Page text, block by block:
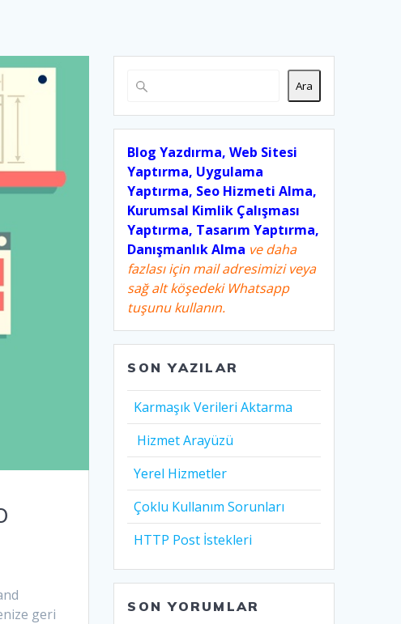
geri
Ara
Blog Yazdırma, Web Sitesi
Yaptırma, Uygulama
Yaptırma, Seo Hizmeti Alma,
Kurumsal Kimlik Çalışması
Yaptırma, Tasarım Yaptırma,
Danışmanlık Alma ve daha
fazlası için mail adresimizi veya
sağ alt köşedeki Whatsapp
tuşunu kullanın.
SON YAZILAR
Karmaşık Verileri Aktarma
Hizmet Arayüzü
Yerel Hizmetler
Çoklu Kullanım Sorunları
HTTP Post İstekleri
SON YORUMLAR